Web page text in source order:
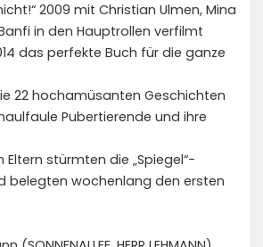
2009 mit Christian Ulmen, Mina
in den Hauptrollen verfilmt
das perfekte Buch für die ganze
22 hochamüsanten Geschichten
Pubertierende und ihre
stürmten die „Spiegel“-
belegten wochenlang den ersten